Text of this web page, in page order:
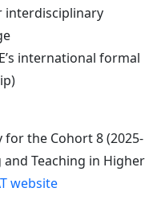
interdisciplinary
international formal
the Cohort 8 (2025-
Teaching in Higher
website